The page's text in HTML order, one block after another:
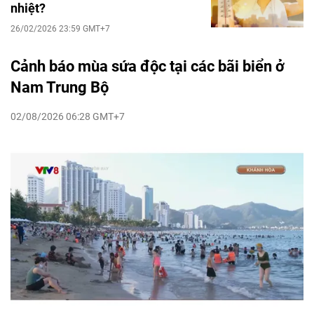
nhiệt?
26/02/2026 23:59 GMT+7
Cảnh báo mùa sứa độc tại các bãi biển ở
Nam Trung Bộ
02/08/2026 06:28 GMT+7